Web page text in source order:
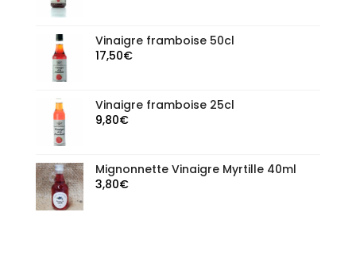
Vinaigre framboise 50cl
17,50€
Vinaigre framboise 25cl
9,80€
Mignonnette Vinaigre Myrtille 40ml
3,80€